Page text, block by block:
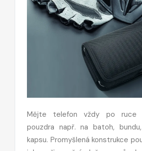
Mějte telefon vždy po ruce
pouzdra např. na batoh,
kapsu. Promyšlená konstrukce